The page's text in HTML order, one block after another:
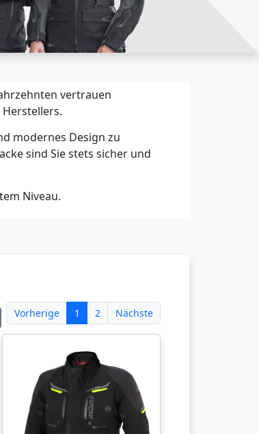
vertrauen
modernes Design zu
sind Sie stets sicher und
Niveau.
Vorherige 1 2 Nächste